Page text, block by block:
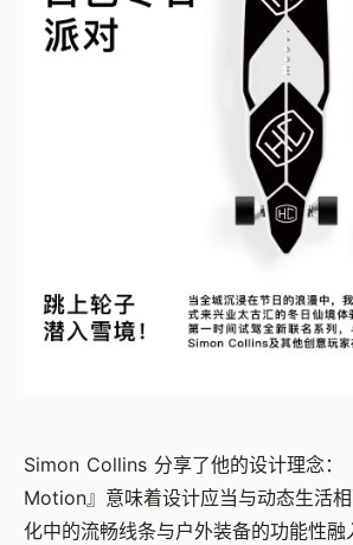
Simon Collins 分享了他的设计理念：
Motion』意味着设计应当与动态生活
化中的流畅线条与户外装备的功能性